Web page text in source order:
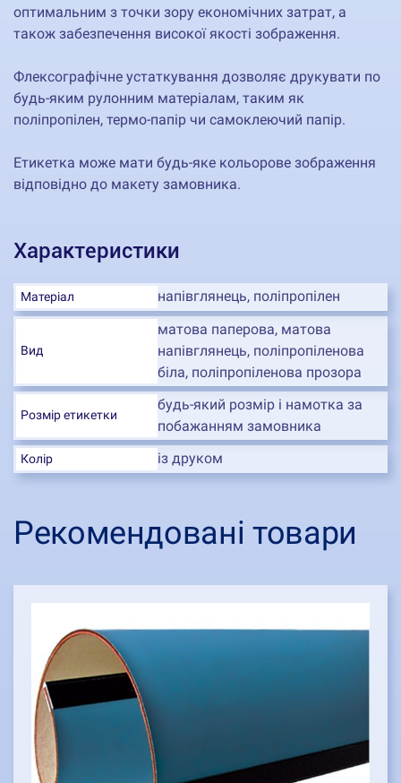
оптимальним з точки зору економічних затрат, а
також забезпечення високої якості зображення.
Флексографічне устаткування дозволяє друкувати по
будь-яким рулонним матеріалам, таким як
поліпропілен, термо-папір чи самоклеючий папір.
Етикетка може мати будь-яке кольорове зображення
відповідно до макету замовника.
Характеристики
Матеріал напівглянець, поліпропілен
Вид
матова паперова, матова
напівглянець, поліпропіленова
біла, поліпропіленова прозора
Розмір етикетки
будь-який розмір і намотка за
побажанням замовника
Колір із друком
Рекомендовані товари